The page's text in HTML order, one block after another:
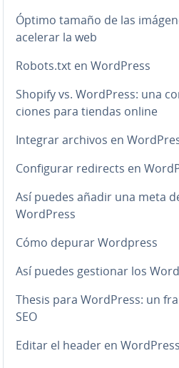
Óptimo tamaño de las
acelerar la web
Robots.txt en WordPress
Shopify vs. WordPress: una
cio­nes para tiendas online
Integrar archivos en
Co­n­fi­gu­rar redirects en
Así puedes añadir una meta
WordPress
Cómo depurar Wordpress
Así puedes gestionar los
Thesis para WordPress: un
SEO
Editar el header en WordPress